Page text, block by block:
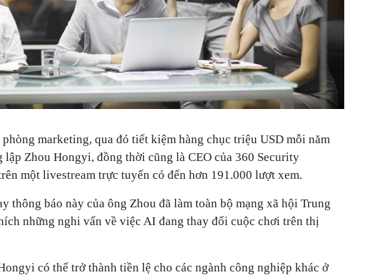
marketing, qua đó tiết kiệm hàng chục triệu USD mỗi năm
lập Zhou Hongyi, đồng thời cũng là CEO của 360 Security
một livestream trực tuyến có đến hơn 191.000 lượt xem.
thông báo này của ông Zhou đã làm toàn bộ mạng xã hội Trung
những nghi vấn về việc AI đang thay đổi cuộc chơi trên thị
có thể trở thành tiền lệ cho các ngành công nghiệp khác ở